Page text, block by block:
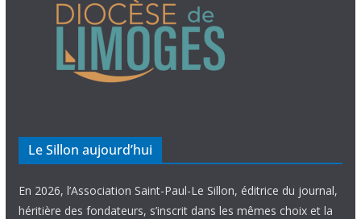
Le Sillon aujourd’hui
En 2026, l’Association Saint-Paul-Le Sillon, éditrice du journal,
héritière des fondateurs, s’inscrit dans les mêmes choix et la